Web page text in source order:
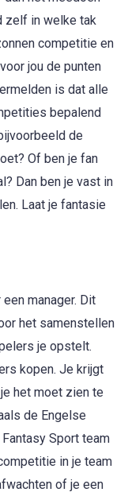
zelf in welke tak
competitie en
jou de punten
is dat alle
bepalend
de
Of ben je fan
Dan ben je vast in
Laat je fantasie
manager. Dit
het samenstellen
je opstelt.
kopen. Je krijgt
het moet zien te
de Engelse
Sport team
in je team
of je een